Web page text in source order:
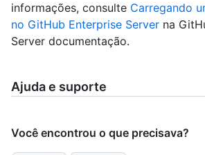
informações, consulte Carregando
no GitHub Enterprise Server na
Server documentação.
Ajuda e suporte
Você encontrou o que precisava?